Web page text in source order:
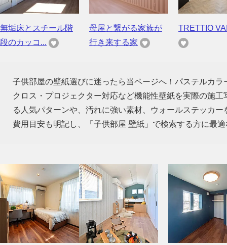
無垢床とスチール階
段のカッコ...
母屋と繋がる家族が
行き来する家
TRETTIO
子供部屋の壁紙選びに迷ったら当ページへ！パステルカ
クロス・プロジェクター対応など機能性壁紙を実際の施
る人気パターンや、汚れに強い素材、ウォールステッカ
費用目安も明記し、「子供部屋 壁紙」で検索する方に最